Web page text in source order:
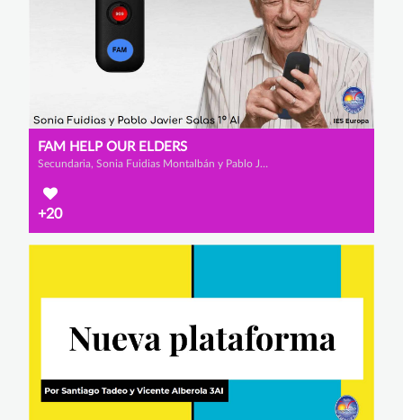
FAM HELP OUR ELDERS
Secundaria, Sonia Fuidias Montalbán y Pablo Javier Salas Orozco
+20